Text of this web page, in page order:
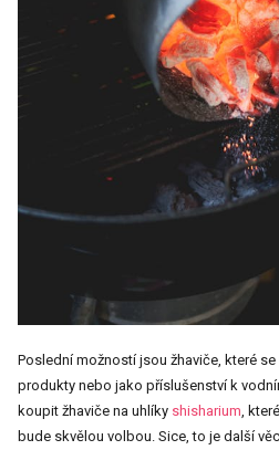
Poslední možností jsou žhaviče, které
produkty nebo jako příslušenství k
koupit žhaviče na uhlíky shisharium ,
bude skvělou volbou. Sice, to je další